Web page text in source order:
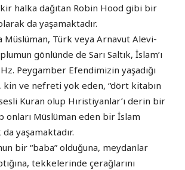
halka dağıtan Robin Hood gibi bir
da yaşamaktadır.
Müslüman, Türk veya Arnavut Alevi-
gönlünde de Sarı Saltık, İslam’ı
Peygamber Efendimizin yaşadığı
kin ve nefreti yok eden, “dört kitabın
sesli Kuran olup Hıristiyanlar’ı derin bir
onları Müslüman eden bir İslam
yaşamaktadır.
bir “baba” olduğuna, meydanlar
tekkelerinde çerağlarını